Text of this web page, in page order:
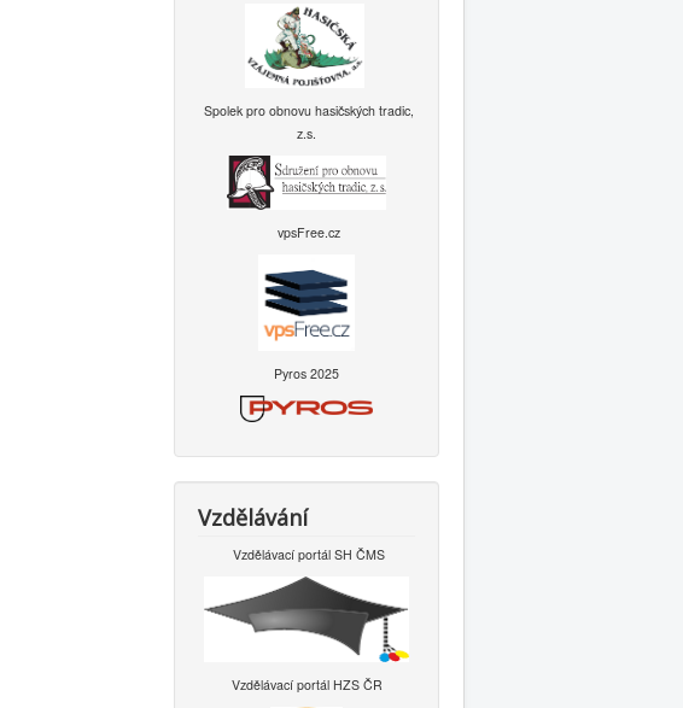
Spolek pro obnovu hasičských tradic,
z.s.
vpsFree.cz
Pyros 2025
Vzdělávání
Vzdělávací portál SH ČMS
Vzdělávací portál HZS ČR